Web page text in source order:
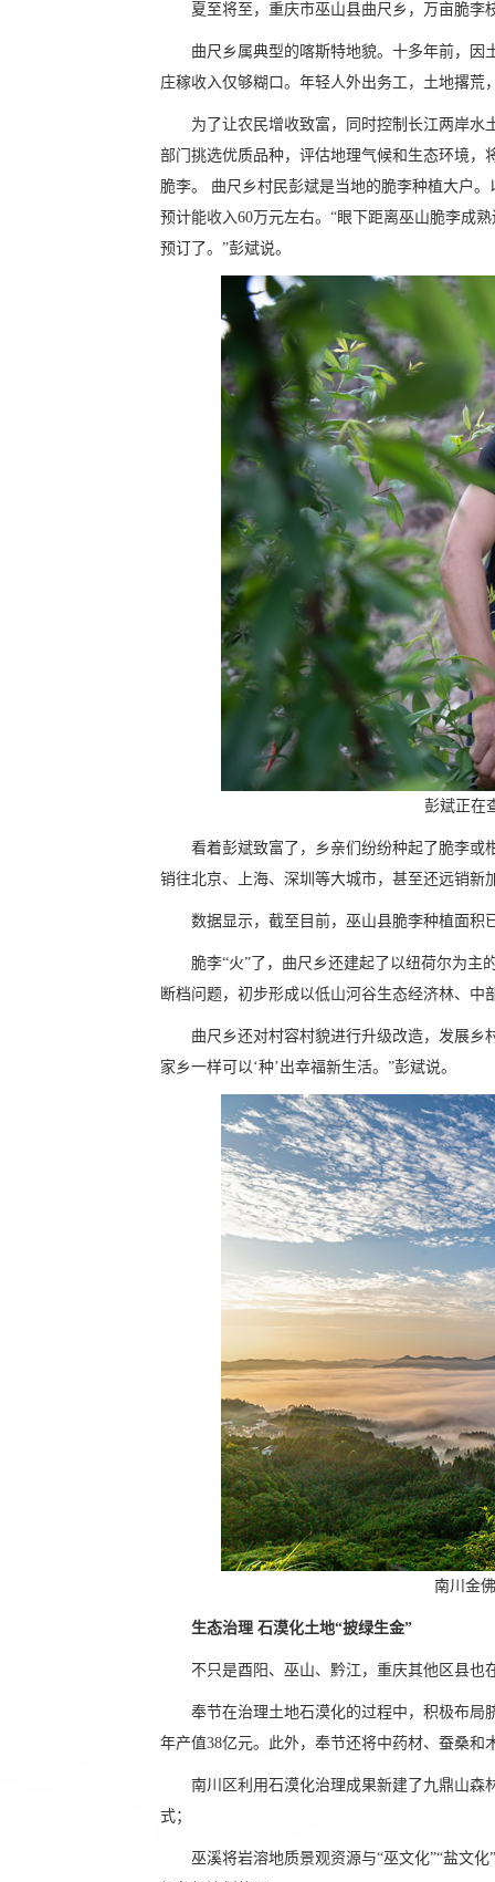
夏至将至，重庆市巫山县曲尺乡，万亩脆李
曲尺乡属典型的喀斯特地貌。十多年前，
庄稼收入仅够糊口。年轻人外出务工，土地撂荒
为了让农民增收致富，同时控制长江两岸水
部门挑选优质品种，评估地理气候和生态环境，
脆李。 曲尺乡村民彭斌是当地的脆李种植大户
预计能收入60万元左右。“眼下距离巫山脆李成
预订了。”彭斌说。
彭斌正在
看着彭斌致富了，乡亲们纷纷种起了脆李或
销往北京、上海、深圳等大城市，甚至还远销新
数据显示，截至目前，巫山县脆李种植面积
脆李“火”了，曲尺乡还建起了以纽荷尔为
断档问题，初步形成以低山河谷生态经济林、中
曲尺乡还对村容村貌进行升级改造，发展乡
家乡一样可以‘种’出幸福新生活。”彭斌说。
南川金
生态治理 石漠化土地“披绿生金”
不只是酉阳、巫山、黔江，重庆其他区县也
奉节在治理土地石漠化的过程中，积极布局
年产值38亿元。此外，奉节还将中药材、蚕桑和
南川区利用石漠化治理成果新建了九鼎山森
式；
巫溪将岩溶地质景观资源与“巫文化”“盐文